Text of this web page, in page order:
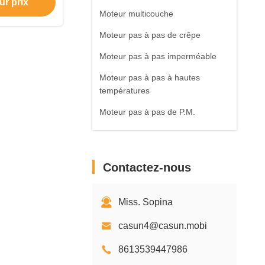
Moteur multicouche
Moteur pas à pas de crêpe
Moteur pas à pas imperméable
Moteur pas à pas à hautes
températures
Moteur pas à pas de P.M.
Moteur sans balais à courant
Contrôleur Driver de moteur
Accessoires de moteur pas à pas
Contactez-nous
Miss. Sopina
casun4@casun.mobi
8613539447986